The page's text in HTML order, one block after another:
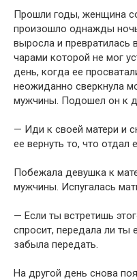
Прошли годы, женщина
произошло однажды
выросла и превратилась
чарами которой не мог
день, когда ее
неожиданно сверкнула
мужчины. Подошел он к
— Иди к своей матери и
ее вернуть то, что отдал
Побежала девушка к
мужчины. Испугалась
— Если ты встретишь
спросит, передала ли ты
забыла передать.
На другой день снова